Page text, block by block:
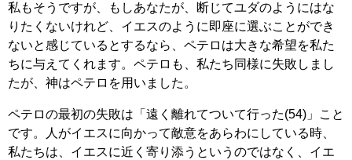
私もそうですが、もしあなたが、断じてユダのようにはな
りたくないけれど、イエスのように即座に選ぶことができ
ないと感じているとするなら、ペテロは大きな希望を私た
ちに与えてくれます。ペテロも、私たち同様に失敗しまし
たが、神はペテロを用いました。
ペテロの最初の失敗は「遠く離れてついて行った(54)」こと
です。人がイエスに向かって敵意をあらわにしている時、
私たちは、イエスに近く寄り添うというのではなく、イエ